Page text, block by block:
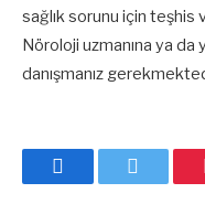
sağlık sorunu için
Nöroloji uzmanına ya
danışmanız
FacebookTwitter